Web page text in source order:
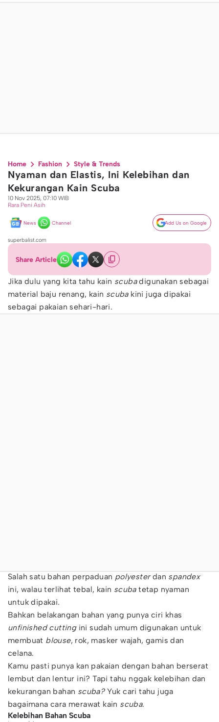
Home Fashion Style & Trends
Nyaman dan Elastis, Ini Kelebihan dan
Kekurangan Kain Scuba
10 Nov 2025, 07:10 WIB
Rara Peni Asih
News Channel Add Us on Google
superbalist.com
Share Article
Jika dulu yang kita tahu kain scubadigunakan sebagai
material baju renang, kain scubakini juga dipakai
sebagai pakaian sehari-hari.
Salah satu bahan perpaduan polyesterdan spandex
ini, walau terlihat tebal, kain scubatetap nyaman
untuk dipakai.
Bahkan belakangan bahan yang punya ciri khas
unfinished cuttingini sudah umum digunakan untuk
membuat blouse, rok, masker wajah, gamis dan
celana.
Kamu pasti punya kan pakaian dengan bahan berserat
lembut dan lentur ini? Tapi tahu nggak kelebihan dan
kekurangan bahan scuba?Yuk cari tahu juga
bagaimana cara merawat kain scuba.
Kelebihan Bahan Scuba